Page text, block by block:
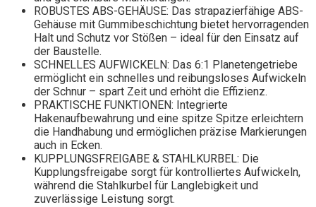
ROBUSTES ABS-GEHÄUSE: Das strapazierfähige ABS-
Gehäuse mit Gummibeschichtung bietet hervorragenden
Halt und Schutz vor Stößen – ideal für den Einsatz auf
der Baustelle.
SCHNELLES AUFWICKELN: Das 6:1 Planetengetriebe
ermöglicht ein schnelles und reibungsloses Aufwickeln
der Schnur – spart Zeit und erhöht die Effizienz.
PRAKTISCHE FUNKTIONEN: Integrierte
Hakenaufbewahrung und eine spitze Spitze erleichtern
die Handhabung und ermöglichen präzise Markierungen
auch in Ecken.
KUPPLUNGSFREIGABE & STAHLKURBEL: Die
Kupplungsfreigabe sorgt für kontrolliertes Aufwickeln,
während die Stahlkurbel für Langlebigkeit und
zuverlässige Leistung sorgt.